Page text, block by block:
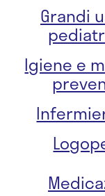
Grandi
Igiene e